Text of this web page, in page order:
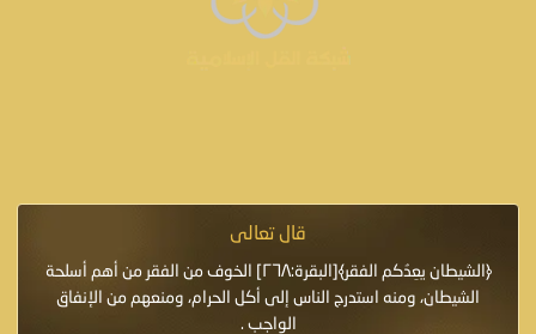
قال تعالى
﴿الشيطان يعِدُكم الفقر﴾[البقرة:٢٦٨] الخوف من الفقر من أهم أسلحة
الشيطان، ومنه استدرج الناس إلى أكل الحرام، ومنعهم من الإنفاق
الواجب .